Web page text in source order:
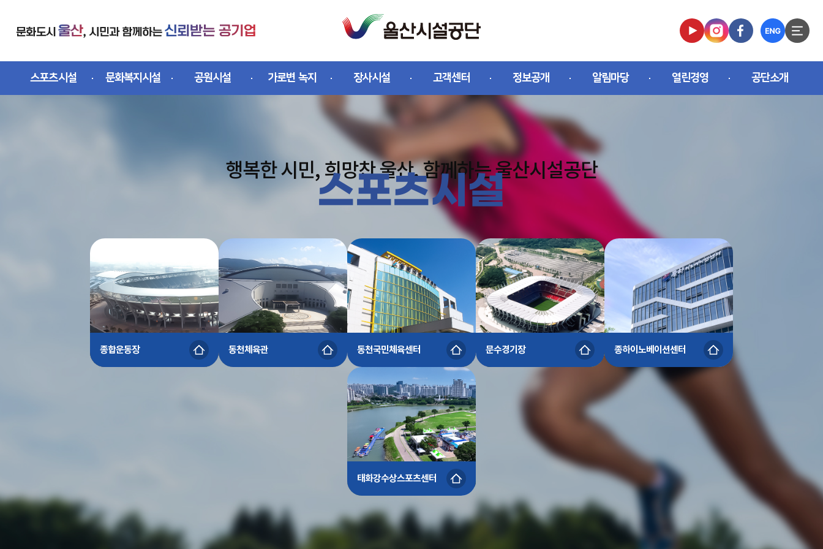
스포츠시설 문화복지시설 공원시설 가로변 녹지 장사시설 고객센터 정보공개 알림마당 열린경영 공단소개
행복한 시민, 희망찬 울산, 함께하는 울산시설공단
스포츠시설
종합운동장 동천체육관 동천국민체육센터 문수경기장 종하이노베이션센터
태화강수상스포츠센터